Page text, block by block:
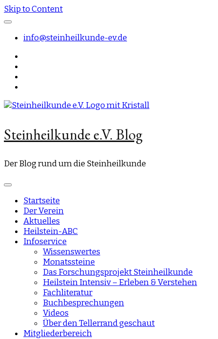
Skip to Content
info@steinheilkunde-ev.de
Steinheilkunde e.V. Blog
Der Blog rund um die Steinheilkunde
Startseite
Der Verein
Aktuelles
Heilstein-ABC
Infoservice
Wissenswertes
Monatssteine
Das Forschungsprojekt Steinheilkunde
Heilstein Intensiv – Erleben & Verstehen
Fachliteratur
Buchbesprechungen
Videos
Über den Tellerrand geschaut
Mitgliederbereich